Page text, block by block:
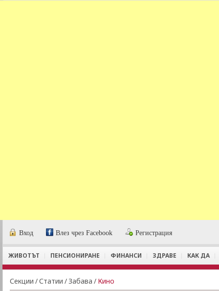
Вход Влез чрез Facebook Регистрация
ЖИВОТЪТ ПЕНСИОНИРАНЕ ФИНАНСИ ЗДРАВЕ КАК ДА
Секции /Статии / Забава / Кино